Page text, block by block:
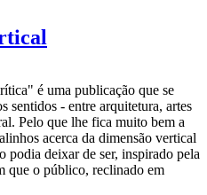
é uma publicação que se
sentidos - entre arquitetura, artes
Pelo que lhe fica muito bem a
acerca da dimensão vertical
podia deixar de ser, inspirado pela
que o público, reclinado em